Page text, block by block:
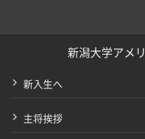
新潟大学アメ
新入生へ
主将挨拶